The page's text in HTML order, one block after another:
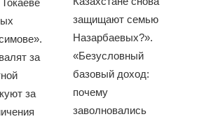
за
за
защищают семью
Назарбаевых?».
«Безусловный
базовый доход:
почему
заволновались